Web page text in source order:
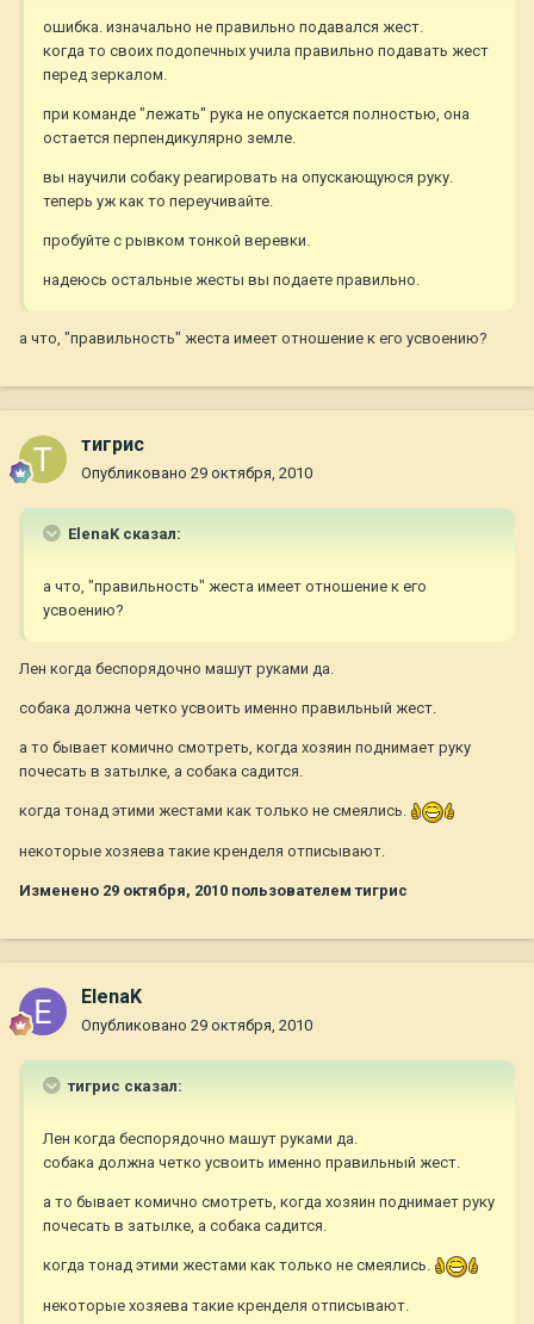
ошибка. изначально не правильно подавался жест.
когда то своих подопечных учила правильно подавать жест
перед зеркалом.
при команде "лежать" рука не опускается полностью, она
остается перпендикулярно земле.
вы научили собаку реагировать на опускающуюся руку.
теперь уж как то переучивайте.
пробуйте с рывком тонкой веревки.
надеюсь остальные жесты вы подаете правильно.
а что, "правильность" жеста имеет отношение к его усвоению?
тигрис
Опубликовано 29 октября, 2010
ElenaK сказал:
а что, "правильность" жеста имеет отношение к его
усвоению?
Лен когда беспорядочно машут руками да.
собака должна четко усвоить именно правильный жест.
а то бывает комично смотреть, когда хозяин поднимает руку
почесать в затылке, а собака садится.
когда тонад этими жестами как только не смеялись.
некоторые хозяева такие кренделя отписывают.
Изменено 29 октября, 2010 пользователем тигрис
ElenaK
Опубликовано 29 октября, 2010
тигрис сказал:
Лен когда беспорядочно машут руками да.
собака должна четко усвоить именно правильный жест.
а то бывает комично смотреть, когда хозяин поднимает руку
почесать в затылке, а собака садится.
когда тонад этими жестами как только не смеялись.
некоторые хозяева такие кренделя отписывают.